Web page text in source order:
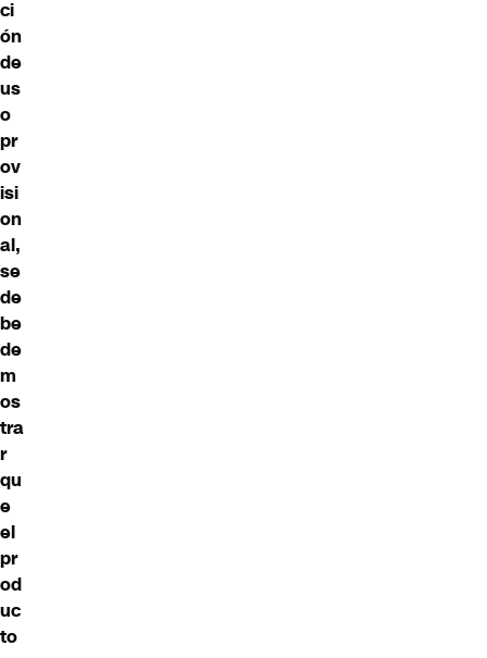
ci
ón
de
us
o
pr
ov
isi
on
al,
se
de
be
de
m
os
tra
r
qu
e
el
pr
od
uc
to